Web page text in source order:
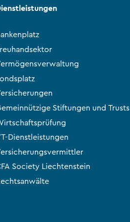
Stiftungen und Trusts
Dienstleistungen
Society Liechtenstein